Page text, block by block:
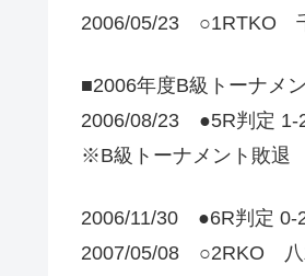
2006/05/23 ○1RTKO
■2006年度B級トーナメ
2006/08/23 ●5R判定 1-
※B級トーナメント敗退
2006/11/30 ●6R判定 0-
2007/05/08 ○2RKO 八